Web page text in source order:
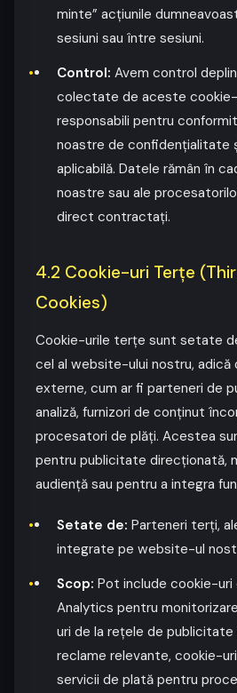
minte” acțiunile
sesiuni sau între sesiuni.
Control: Avem control
colectate de aceste
responsabili pentru
noastre de confidențialitate
aplicabilă. Datele rămân în
noastre sau ale
direct contractați.
4.2 Cookie-uri Terțe
Cookies)
Cookie-urile terțe sunt setate
cel al website-ului nostru,
externe, cum ar fi parteneri de
analiză, furnizori de conținut
procesatori de plăți. Acestea
pentru publicitate direcționată,
audiență sau pentru a integra
Setate de: Parteneri terți,
integrate pe website-ul
Scop: Pot include cookie-uri
Analytics pentru
uri de la rețele de
reclame relevante, cookie-
servicii de plată pentru